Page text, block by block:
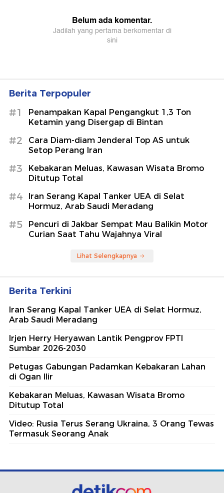
Berita Terpopuler
#1
Penampakan Kapal Pengangkut 1,3 Ton
Ketamin yang Disergap di Bintan
#2
Cara Diam-diam Jenderal Top AS untuk
Setop Perang Iran
#3
Kebakaran Meluas, Kawasan Wisata Bromo
Ditutup Total
#4
Iran Serang Kapal Tanker UEA di Selat
Hormuz, Arab Saudi Meradang
#5
Pencuri di Jakbar Sempat Mau Balikin Motor
Curian Saat Tahu Wajahnya Viral
Lihat Selengkapnya
Berita Terkini
Iran Serang Kapal Tanker UEA di Selat Hormuz,
Arab Saudi Meradang
Irjen Herry Heryawan Lantik Pengprov FPTI
Sumbar 2026-2030
Petugas Gabungan Padamkan Kebakaran Lahan
di Ogan Ilir
Kebakaran Meluas, Kawasan Wisata Bromo
Ditutup Total
Video: Rusia Terus Serang Ukraina, 3 Orang Tewas
Termasuk Seorang Anak